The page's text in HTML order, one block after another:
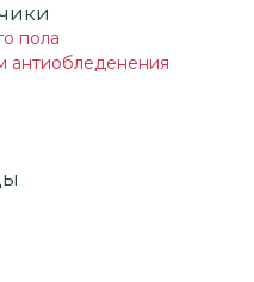
пола
антиобледенения